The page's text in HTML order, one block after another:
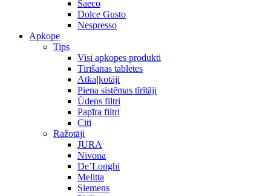
Saeco
Dolce Gusto
Nespresso
Apkope
Tips
Visi apkopes produkti
Tīrīšanas tabletes
Atkaļķotāji
Piena sistēmas tīrītāji
Ūdens filtri
Papīra filtri
Citi
Ražotāji
JURA
Nivona
De’Longhi
Melitta
Siemens